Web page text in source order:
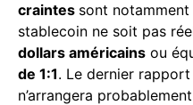
craintes sont
stablecoin ne soit pas
dollars américains ou
de 1:1. Le dernier rapport
n’arrangera